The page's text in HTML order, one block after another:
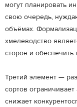
могут планировать
свою очередь,
объёмах.
хмелеводство
сторон и обеспечить
Третий элемент —
сортов
снижает